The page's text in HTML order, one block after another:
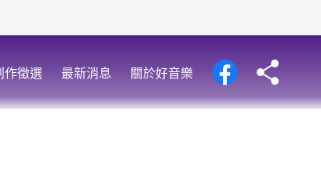
作徵選 最新消息 關於好音樂